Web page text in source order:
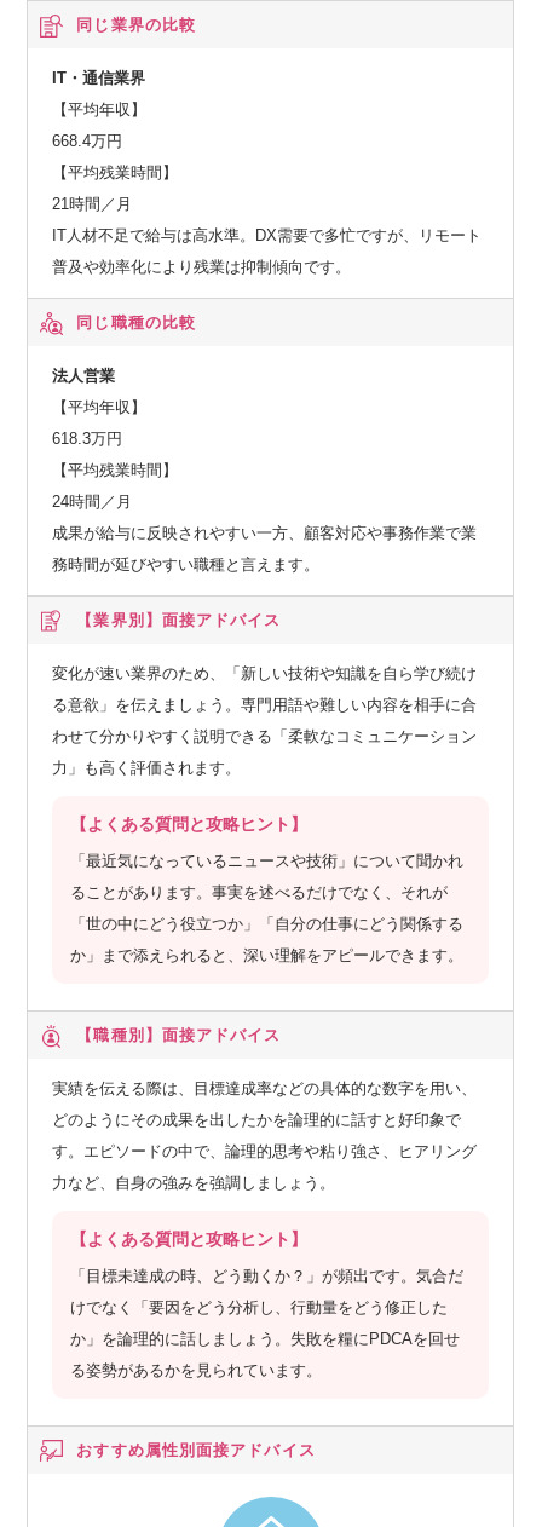
同じ業界の比較
IT・通信業界
【平均年収】
668.4万円
【平均残業時間】
21時間／月
IT人材不足で給与は高水準。DX需要で多忙ですが、リモート
普及や効率化により残業は抑制傾向です。
同じ職種の比較
法人営業
【平均年収】
618.3万円
【平均残業時間】
24時間／月
成果が給与に反映されやすい一方、顧客対応や事務作業で業
務時間が延びやすい職種と言えます。
【業界別】 面接アドバイス
変化が速い業界のため、「新しい技術や知識を自ら学び続け
る意欲」を伝えましょう。専門用語や難しい内容を相手に合
わせて分かりやすく説明できる「柔軟なコミュニケーション
力」も高く評価されます。
【よくある質問と攻略ヒント】
「最近気になっているニュースや技術」について聞かれ
ることがあります。事実を述べるだけでなく、それが
「世の中にどう役立つか」「自分の仕事にどう関係する
か」まで添えられると、深い理解をアピールできます。
【職種別】 面接アドバイス
実績を伝える際は、目標達成率などの具体的な数字を用い、
どのようにその成果を出したかを論理的に話すと好印象で
す。エピソードの中で、論理的思考や粘り強さ、ヒアリング
力など、自身の強みを強調しましょう。
【よくある質問と攻略ヒント】
「目標未達成の時、どう動くか？」が頻出です。気合だ
けでなく「要因をどう分析し、行動量をどう修正した
か」を論理的に話しましょう。失敗を糧にPDCAを回せ
る姿勢があるかを見られています。
おすすめ属性別面接アドバイス